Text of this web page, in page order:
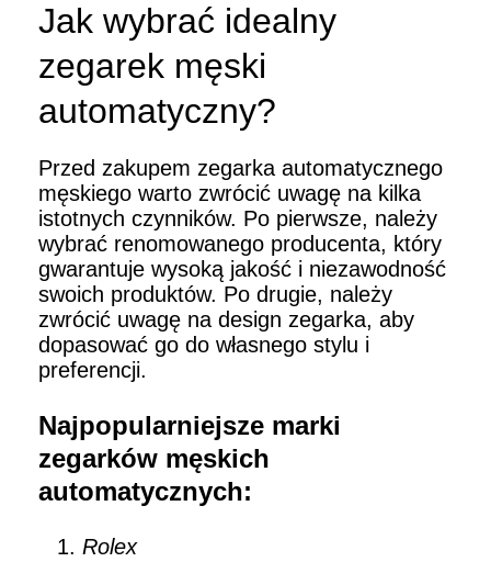
Jak wybrać idealny
zegarek męski
automatyczny?
Przed zakupem zegarka automatycznego
męskiego warto zwrócić uwagę na kilka
istotnych czynników. Po pierwsze, należy
wybrać renomowanego producenta, który
gwarantuje wysoką jakość i niezawodność
swoich produktów. Po drugie, należy
zwrócić uwagę na design zegarka, aby
dopasować go do własnego stylu i
preferencji.
Najpopularniejsze marki
zegarków męskich
automatycznych:
Rolex